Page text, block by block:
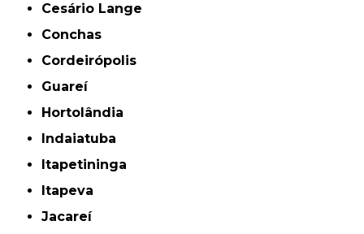
Cesário Lange
Conchas
Cordeirópolis
Guareí
Hortolândia
Indaiatuba
Itapetininga
Itapeva
Jacareí